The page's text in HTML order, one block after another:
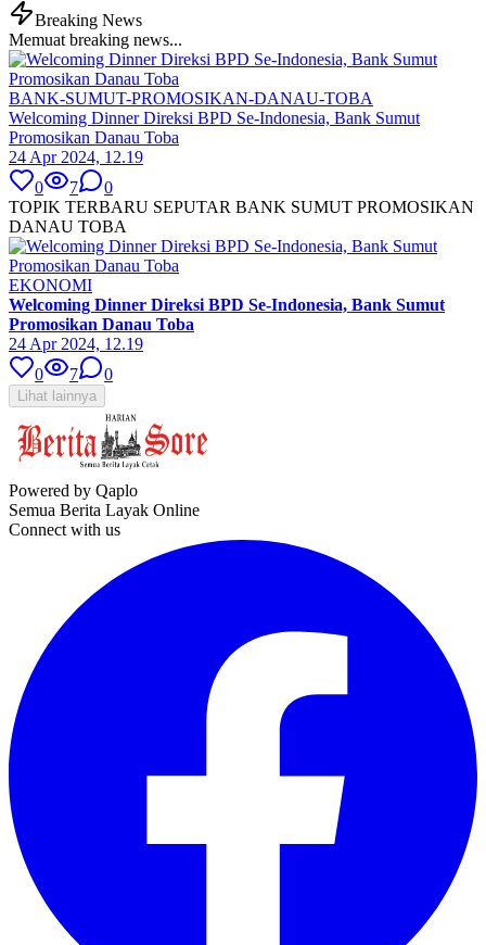
Breaking News
Memuat breaking news...
BANK-SUMUT-PROMOSIKAN-DANAU-TOBA
Welcoming Dinner Direksi BPD Se-Indonesia, Bank Sumut
Promosikan Danau Toba
24 Apr 2024, 12.19
0
7
0
TOPIK TERBARU SEPUTAR BANK SUMUT PROMOSIKAN
DANAU TOBA
EKONOMI
Welcoming Dinner Direksi BPD Se-Indonesia, Bank Sumut
Promosikan Danau Toba
24 Apr 2024, 12.19
0
7 0
Lihat lainnya
Powered by Qaplo
Semua Berita Layak Online
Connect with us